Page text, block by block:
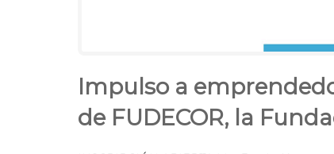
Impulso a
de FUDECOR, la